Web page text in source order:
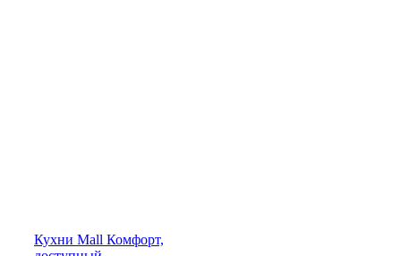
Кухни Mall Комфорт,